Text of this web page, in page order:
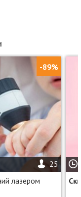
-89%
25
лазером